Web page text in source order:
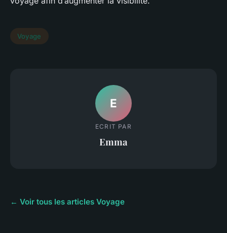
Voyage
E
ECRIT PAR
Emma
← Voir tous les articles Voyage